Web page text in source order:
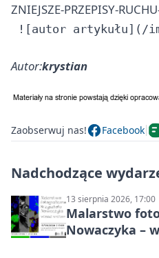
ZNIEJSZE-PRZEPISY-
Autor:krystian
Zaobserwuj nas! Facebook
Nadchodzące
13 sierpnia 2026, 17:00
Malarstwo
Nowaczyka –